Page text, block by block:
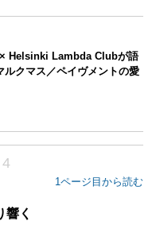
Helsinki Lambda Clubが語
ルクマス／ペイヴメントの愛
1ページ目から読む
響く